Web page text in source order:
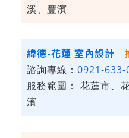
溪、豐濱
緯德-花蓮 室內設計
諮詢專線： 0921-633-
服務範圍： 花蓮市、
濱